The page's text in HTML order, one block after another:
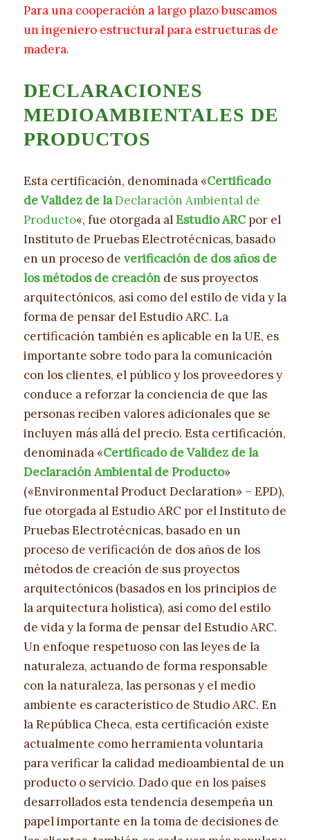
Para una cooperación a largo plazo buscamos
un ingeniero estructural para estructuras de
madera.
DECLARACIONES
MEDIOAMBIENTALES DE
PRODUCTOS
Esta certificación, denominada «Certificado
de Validez de la Declaración Ambiental de
Producto«, fue otorgada alEstudio ARCpor el
Instituto de Pruebas Electrotécnicas, basado
en un proceso de verificación de dos años de
los métodos de creaciónde sus proyectos
arquitectónicos, así como del estilo de vida y la
forma de pensar del Estudio ARC. La
certificación también es aplicable en la UE, es
importante sobre todo para la comunicación
con los clientes, el público y los proveedores y
conduce a reforzar la conciencia de que las
personas reciben valores adicionales que se
incluyen más allá del precio. Esta certificación,
denominada «Certificado de Validez de la
Declaración Ambiental de Producto»
(«Environmental Product Declaration» – EPD),
fue otorgada al Estudio ARC por el Instituto de
Pruebas Electrotécnicas, basado en un
proceso de verificación de dos años de los
métodos de creación de sus proyectos
arquitectónicos (basados en los principios de
la arquitectura holística), así como del estilo
de vida y la forma de pensar del Estudio ARC.
Un enfoque respetuoso con las leyes de la
naturaleza, actuando de forma responsable
con la naturaleza, las personas y el medio
ambiente es característico de Studio ARC. En
la República Checa, esta certificación existe
actualmente como herramienta voluntaria
para verificar la calidad medioambiental de un
producto o servicio. Dado que en los países
desarrollados esta tendencia desempeña un
papel importante en la toma de decisiones de